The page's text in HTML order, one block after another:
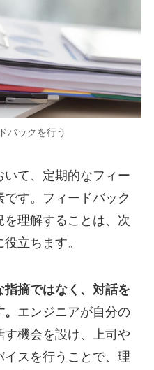
バックを行う
て、定期的なフィー
です。フィードバック
理解することは、次
立ちます。
摘ではなく、対話を
エンジニアが自分の
機会を設け、上司や
スを行うことで、理